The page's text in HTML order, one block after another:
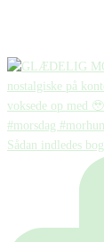
Sådan indledes